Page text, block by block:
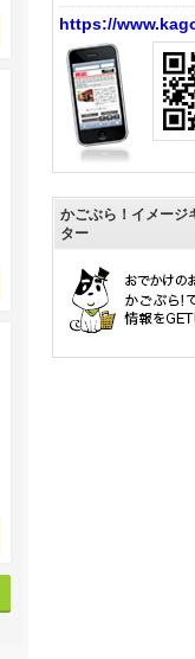
https://
かごぶら！イメージ
ター